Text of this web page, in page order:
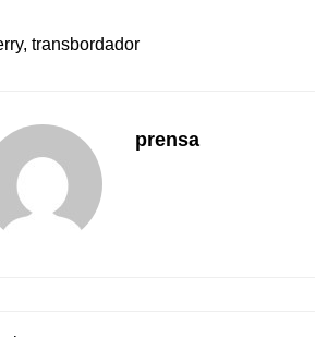
, transbordador
prensa